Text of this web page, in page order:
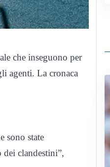
che inseguono per
agenti. La cronaca
sono state
clandestini”,